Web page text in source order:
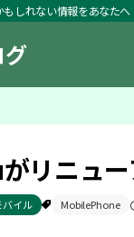
しれない情報をあなたへ
リニュ
バイル MobilePhone